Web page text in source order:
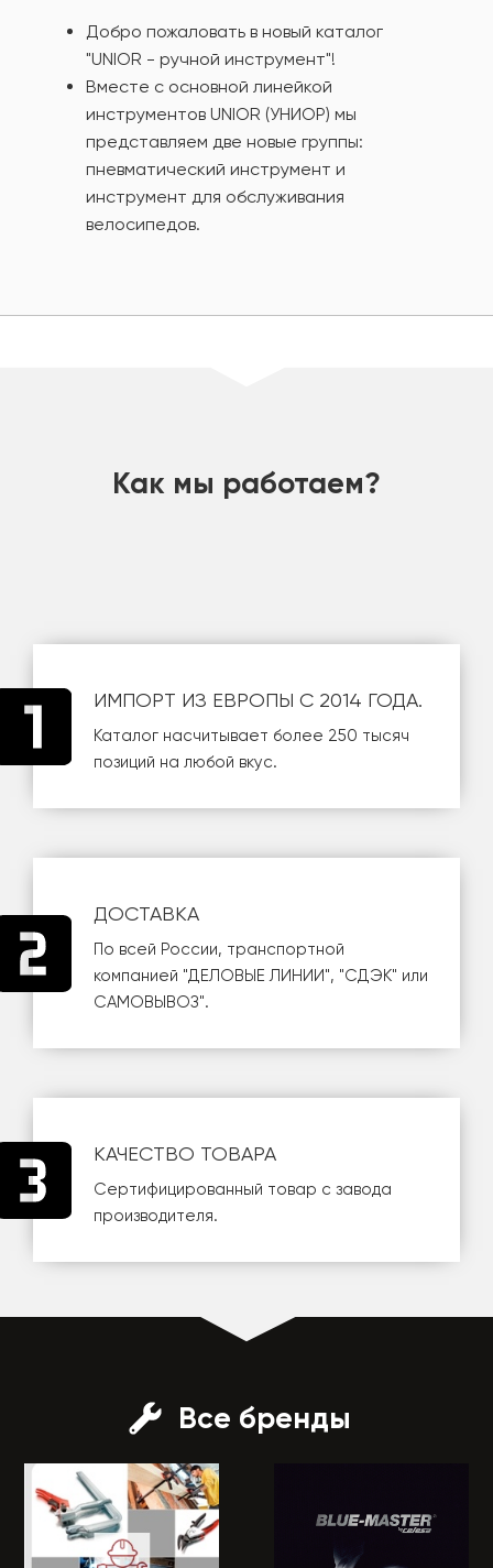
Добро пожаловать в новый каталог
"UNIOR - ручной инструмент"!
Вместе с основной линейкой
инструментов UNIOR (УНИОР) мы
представляем две новые группы:
пневматический инструмент и
инструмент для обслуживания
велосипедов.
Как мы работаем?
ИМПОРТ ИЗ ЕВРОПЫ С 2014 ГОДА.
Каталог насчитывает более 250 тысяч
позиций на любой вкус.
ДОСТАВКА
По всей России, транспортной
компанией "ДЕЛОВЫЕ ЛИНИИ", "СДЭК" или
САМОВЫВОЗ".
КАЧЕСТВО ТОВАРА
Сертифицированный товар с завода
производителя.
Все бренды